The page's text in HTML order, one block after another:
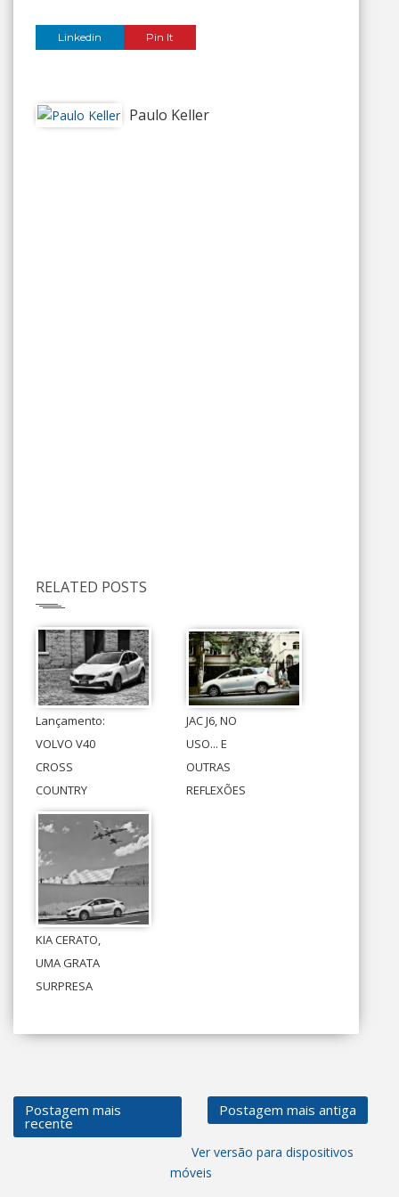
Linkedin Pin It
Paulo Keller
RELATED POSTS
Lançamento:
VOLVO V40
CROSS
COUNTRY
JAC J6, NO
USO... E
OUTRAS
REFLEXÕES
KIA CERATO,
UMA GRATA
SURPRESA
Postagem mais
recente
Postagem mais antiga
Ver versão para dispositivos
móveis